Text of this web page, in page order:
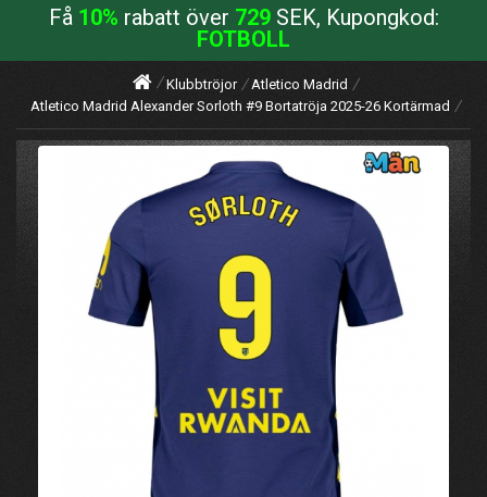
Få 10% rabatt över 729SEK, Kupongkod:
FOTBOLL
Klubbtröjor
Atletico Madrid
Atletico Madrid Alexander Sorloth #9 Bortatröja 2025-26 Kortärmad